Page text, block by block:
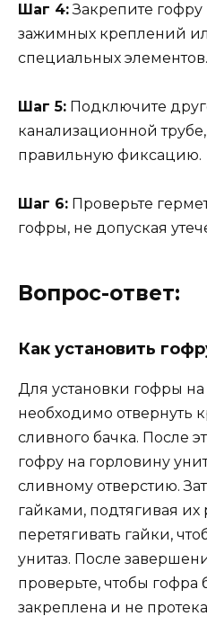
Шаг 4:Закрепите
зажимных креплений
специальных элементов.
Шаг 5: Подключите
канализационной
правильную фиксацию.
Шаг 6: Проверьте
гофры, не допуская
Вопрос-ответ:
Как установить
Для установки гофры на
необходимо отвернуть
сливного бачка. После
гофру на горловину
сливному отверстию.
гайками, подтягивая
перетягивать гайки,
унитаз. После
проверьте, чтобы
закреплена и не